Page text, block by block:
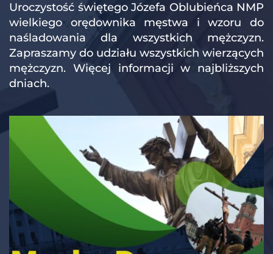
Uroczystość świętego Józefa Oblubieńca NMP
wielkiego orędownika męstwa i wzoru do
naśladowania dla wszystkich mężczyzn.
Zapraszamy do udziału wszystkich wierzących
mężczyzn. Więcej informacji w najbliższych
dniach.